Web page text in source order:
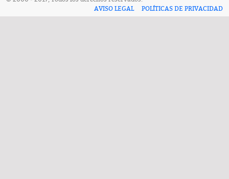
AVISO LEGAL
POLÍTICAS DE PRIVACIDAD